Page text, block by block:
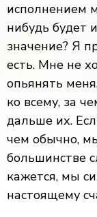
исполнением
нибудь будет
значение? Я
есть. Мне не
опьянять
ко всему, за
дальше их.
чем обычно,
большинстве
кажется, мы
настоящему